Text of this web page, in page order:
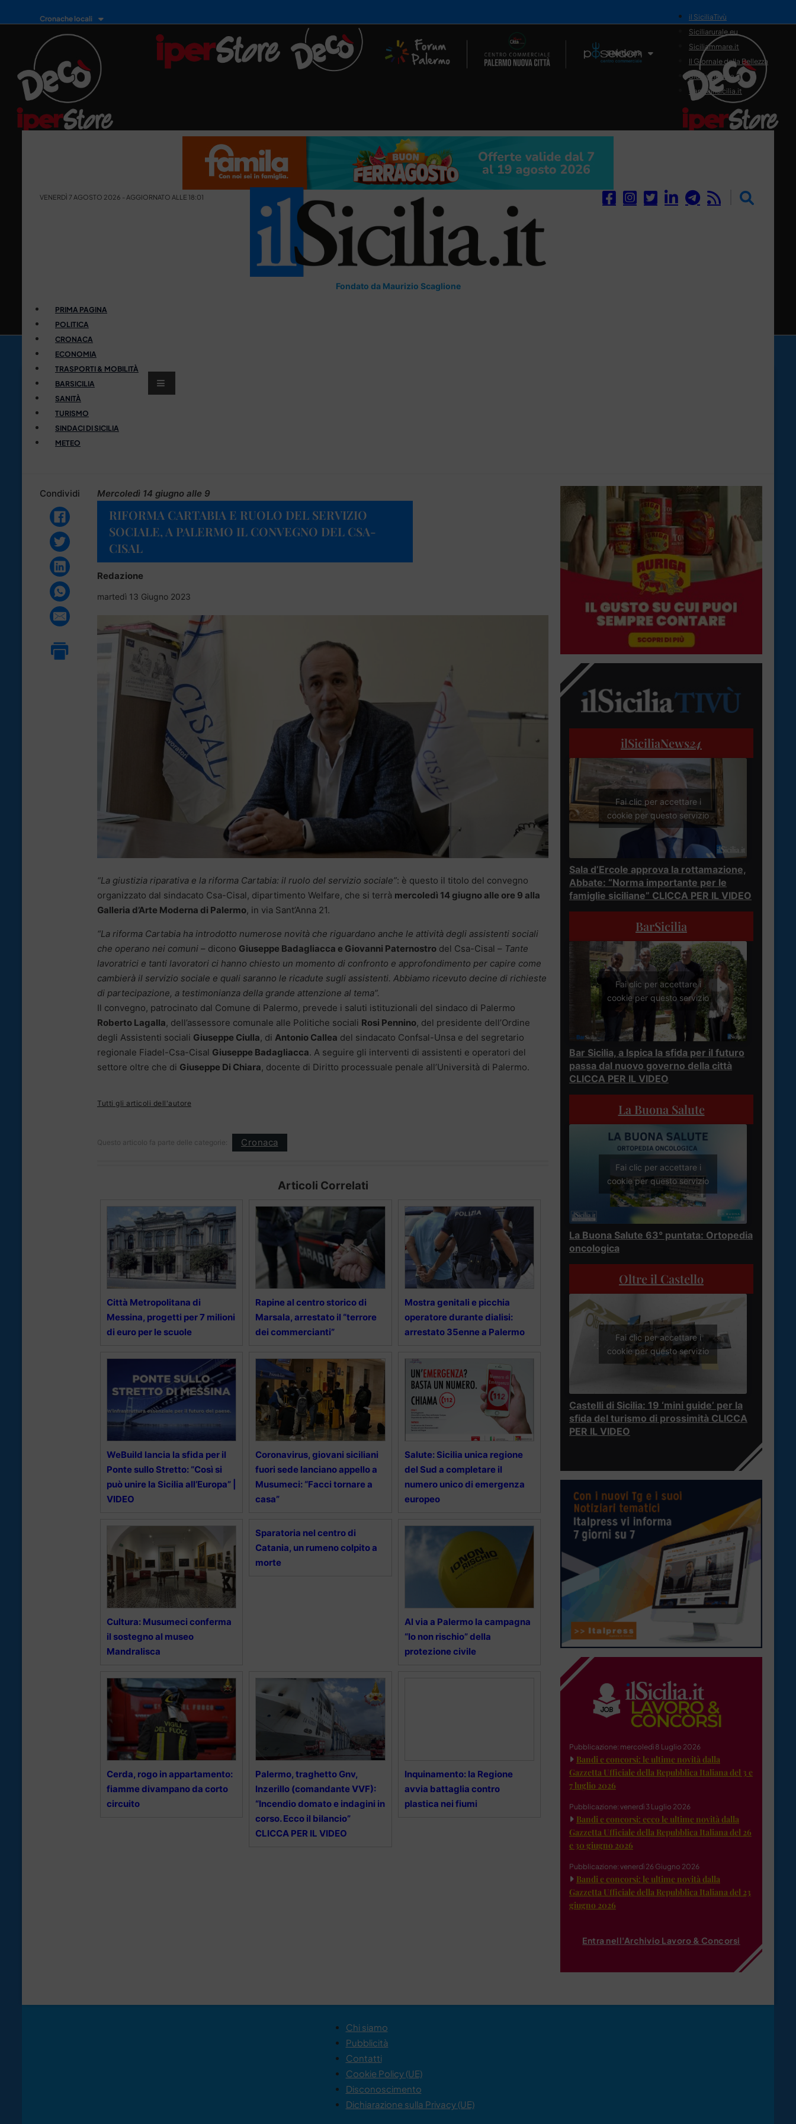
Cronache locali
Il Network
il SiciliaTivù
Siciliarurale.eu
Siciliammare.it
Il Giornale della Bellezza
Siciliamedica.it
Sanitainsicilia.it
VENERDÌ 7 AGOSTO 2026 - AGGIORNATO ALLE 18:01
Fondato da Maurizio Scaglione
PRIMA PAGINA
POLITICA
CRONACA
ECONOMIA
TRASPORTI & MOBILITÀ
BARSICILIA
SANITÀ
TURISMO
SINDACI DI SICILIA
METEO
Condividi Mercoledì 14 giugno alle 9
RIFORMA CARTABIA E RUOLO DEL SERVIZIO
SOCIALE, A PALERMO IL CONVEGNO DEL CSA-
CISAL
Redazione
martedì 13 Giugno 2023
“La giustizia riparativa e la riforma Cartabia: il ruolo del servizio sociale”: è questo il titolo del convegno
organizzato dal sindacato Csa-Cisal, dipartimento Welfare, che si terrà mercoledì 14 giugno alle ore 9 alla
Galleria d’Arte Moderna di Palermo, in via Sant’Anna 21.
“La riforma Cartabia ha introdotto numerose novità che riguardano anche le attività degli assistenti sociali
che operano nei comuni – dicono Giuseppe Badagliacca e Giovanni Paternostro del Csa-Cisal – Tante
lavoratrici e tanti lavoratori ci hanno chiesto un momento di confronto e approfondimento per capire come
cambierà il servizio sociale e quali saranno le ricadute sugli assistenti. Abbiamo ricevuto decine di richieste
di partecipazione, a testimonianza della grande attenzione al tema”.
Il convegno, patrocinato dal Comune di Palermo, prevede i saluti istituzionali del sindaco di Palermo
Roberto Lagalla, dell’assessore comunale alle Politiche sociali Rosi Pennino, del presidente dell’Ordine
degli Assistenti sociali Giuseppe Ciulla, di Antonio Callea del sindacato Confsal-Unsa e del segretario
regionale Fiadel-Csa-Cisal Giuseppe Badagliacca. A seguire gli interventi di assistenti e operatori del
settore oltre che di Giuseppe Di Chiara, docente di Diritto processuale penale all’Università di Palermo.
Tutti gli articoli dell'autore
Questo articolo fa parte delle categorie: Cronaca
Articoli Correlati
Città Metropolitana di
Messina, progetti per 7 milioni
di euro per le scuole
Rapine al centro storico di
Marsala, arrestato il “terrore
dei commercianti”
Mostra genitali e picchia
operatore durante dialisi:
arrestato 35enne a Palermo
WeBuild lancia la sfida per il
Ponte sullo Stretto: “Così si
può unire la Sicilia all’Europa” |
VIDEO
Coronavirus, giovani siciliani
fuori sede lanciano appello a
Musumeci: “Facci tornare a
casa”
Salute: Sicilia unica regione
del Sud a completare il
numero unico di emergenza
europeo
Cultura: Musumeci conferma
il sostegno al museo
Mandralisca
Sparatoria nel centro di
Catania, un rumeno colpito a
morte
Al via a Palermo la campagna
“Io non rischio” della
protezione civile
Cerda, rogo in appartamento:
fiamme divampano da corto
circuito
Palermo, traghetto Gnv,
Inzerillo (comandante VVF):
“Incendio domato e indagini in
corso. Ecco il bilancio”
CLICCA PER IL VIDEO
Inquinamento: la Regione
avvia battaglia contro
plastica nei fiumi
ilSiciliaNews24
Fai clic per accettare i
cookie per questo servizio
Sala d’Ercole approva la rottamazione,
Abbate: “Norma importante per le
famiglie siciliane” CLICCA PER IL VIDEO
BarSicilia
Fai clic per accettare i
cookie per questo servizio
Bar Sicilia, a Ispica la sfida per il futuro
passa dal nuovo governo della città
CLICCA PER IL VIDEO
La Buona Salute
Fai clic per accettare i
cookie per questo servizio
La Buona Salute 63° puntata: Ortopedia
oncologica
Oltre il Castello
Fai clic per accettare i
cookie per questo servizio
Castelli di Sicilia: 19 ‘mini guide’ per la
sfida del turismo di prossimità CLICCA
PER IL VIDEO
Pubblicazione: mercoledì 8 Luglio 2026
Bandi e concorsi: le ultime novità dalla
Gazzetta Ufficiale della Repubblica Italiana del 3 e
7 luglio 2026
Pubblicazione: venerdì 3 Luglio 2026
Bandi e concorsi: ecco le ultime novità dalla
Gazzetta Ufficiale della Repubblica Italiana del 26
e 30 giugno 2026
Pubblicazione: venerdì 26 Giugno 2026
Bandi e concorsi: le ultime novità dalla
Gazzetta Ufficiale della Repubblica Italiana del 23
giugno 2026
Entra nell'Archivio Lavoro & Concorsi
Chi siamo
Pubblicità
Contatti
Cookie Policy (UE)
Disconoscimento
Dichiarazione sulla Privacy (UE)